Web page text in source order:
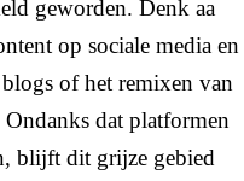
geworden. Denk aa
op sociale media en
of het remixen van
dat platformen
blijft dit grijze gebied